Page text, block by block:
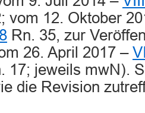
vom 12. Oktober
Rn. 35, zur
26. April 2017 –
17; jeweils mwN).
die Revision